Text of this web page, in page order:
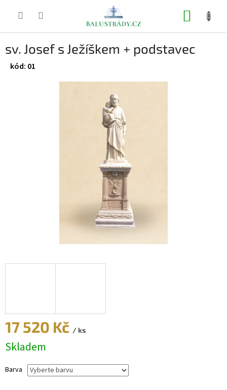
sv. Josef s Ježíškem + podstavec
01
17 520 Kč / ks
Měrná
cena:
Skladem
Barva